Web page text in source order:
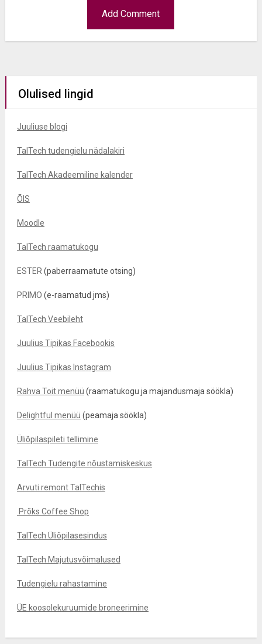
Olulised lingid
Juuliuse blogi
TalTech tudengielu nädalakiri
TalTech Akadeemiline kalender
ÕIS
Moodle
TalTech raamatukogu
ESTER (paberraamatute otsing)
PRIMO (e-raamatud jms)
TalTech Veebileht
Juulius Tipikas Facebookis
Juulius Tipikas Instagram
Rahva Toit menüü (raamatukogu ja majandusmaja söökla)
Delightful menüü (peamaja söökla)
Üliõpilaspileti tellimine
TalTech Tudengite nõustamiskeskus
Arvuti remont TalTechis
Prõks Coffee Shop
TalTech Üliõpilasesindus
TalTech Majutusvõimalused
Tudengielu rahastamine
ÜE koosolekuruumide broneerimine